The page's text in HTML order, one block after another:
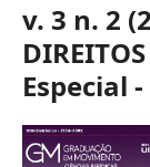
v. 3 n. 2
Especial